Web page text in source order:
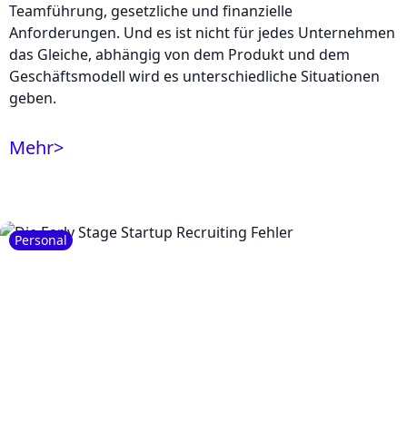
Teamführung, gesetzliche und finanzielle
Anforderungen. Und es ist nicht für jedes Unternehmen
das Gleiche, abhängig von dem Produkt und dem
Geschäftsmodell wird es unterschiedliche Situationen
geben.
Mehr>
Personal